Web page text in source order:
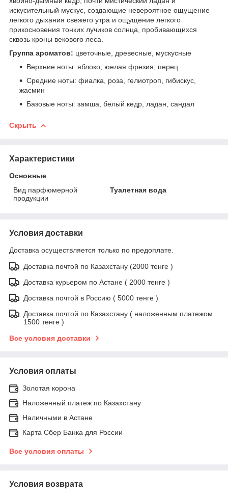
искусительный мускус, создающие невероятное ощущение
легкого дыхания свежего утра и ощущение легкого
прикосновения тонких лучиков солнца, пробивающихся
сквозь кроны векового леса.
Группа ароматов: цветочные, древесные, мускусные
Верхние ноты: яблоко, юелая фрезия, перец
Средние ноты: фиалка, роза, гелиотроп, гибискус,
жасмин
Базовые ноты: замша, белый кедр, ладан, сандал
Скрыть
Характеристики
Основные
Вид парфюмерной
продукции
Туалетная вода
Условия доставки
Доставка осуществляется только по предоплате.
Доставка почтой по Казахстану (2000 тенге )
Доставка курьером по Астане ( 2000 тенге )
Доставка почтой в Россию ( 5000 тенге )
Доставка почтой по Казахстану ( наложенным платежом
1500 тенге )
Все условия доставки
Условия оплаты
Золотая корона
Наложенный платеж по Казахстану
Наличными в Астане
Карта Сбер Банка для России
Все условия оплаты
Условия возврата